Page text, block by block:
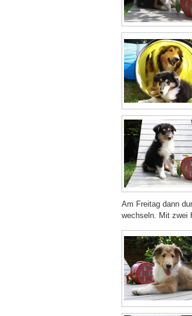
Am Freitag dann
wechseln. Mit zwei